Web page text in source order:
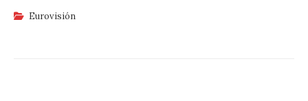
Eurovisión